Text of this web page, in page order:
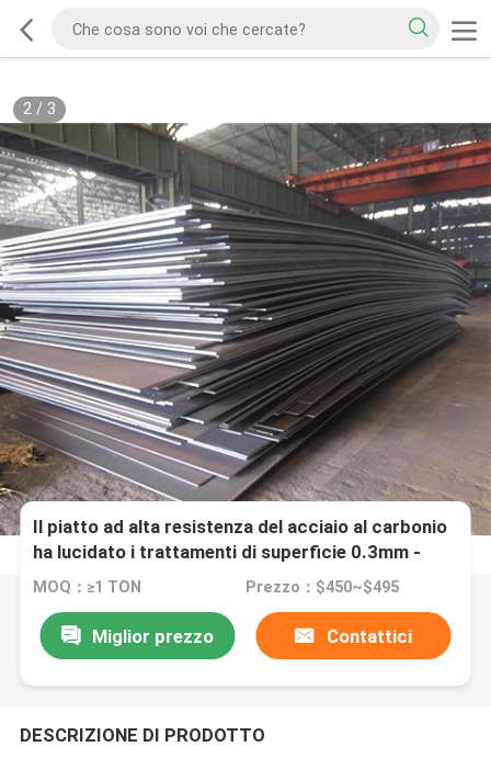
2/ 3
Il piatto ad alta resistenza del acciaio al carbonio
ha lucidato i trattamenti di superficie 0.3mm -
200mm
MOQ：≥1 TON Prezzo：$450~$495
Miglior prezzo Contattici
DESCRIZIONE DI PRODOTTO